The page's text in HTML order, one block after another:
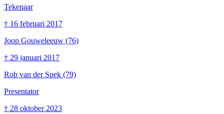
Tekenaar
† 16 februari 2017
Joop Gouweleeuw (76)
† 29 januari 2017
Rob van der Spek (79)
Presentator
† 28 oktober 2023